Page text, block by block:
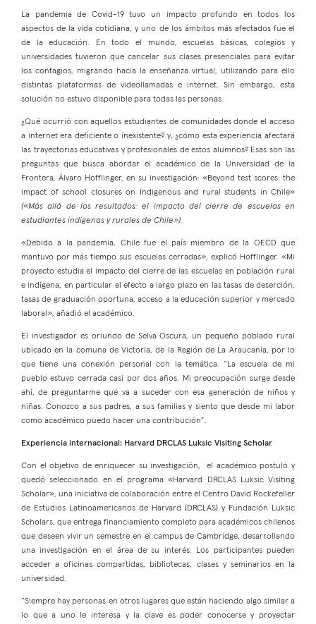
La pandemia de Covid-19 tuvo un impacto profundo en todos los
aspectos de la vida cotidiana, y uno de los ámbitos más afectados fue el
de la educación. En todo el mundo, escuelas básicas, colegios y
universidades tuvieron que cancelar sus clases presenciales para evitar
los contagios, migrando hacia la enseñanza virtual, utilizando para ello
distintas plataformas de videollamadas e internet. Sin embargo, esta
solución no estuvo disponible para todas las personas.
¿Qué ocurrió con aquellos estudiantes de comunidades donde el acceso
a internet era deficiente o inexistente? y, ¿cómo esta experiencia afectará
las trayectorias educativas y profesionales de estos alumnos? Esas son las
preguntas que busca abordar el académico de la Universidad de la
Frontera, Álvaro Hofflinger, en su investigación: «Beyond test scores: the
impact of school closures on Indigenous and rural students in Chile»
(«Más allá de los resultados: el impacto del cierre de escuelas en
estudiantes indígenas y rurales de Chile»).
«Debido a la pandemia, Chile fue el país miembro de la OECD que
mantuvo por más tiempo sus escuelas cerradas», explicó Hofflinger. «Mi
proyecto estudia el impacto del cierre de las escuelas en población rural
e indígena, en particular el efecto a largo plazo en las tasas de deserción,
tasas de graduación oportuna, acceso a la educación superior y mercado
laboral», añadió el académico.
El investigador es oriundo de Selva Oscura, un pequeño poblado rural
ubicado en la comuna de Victoria, de la Región de La Araucanía, por lo
que tiene una conexión personal con la temática. “La escuela de mi
pueblo estuvo cerrada casi por dos años. Mi preocupación surge desde
ahí, de preguntarme qué va a suceder con esa generación de niños y
niñas. Conozco a sus padres, a sus familias y siento que desde mi labor
como académico puedo hacer una contribución”.
Experiencia internacional: Harvard DRCLAS Luksic Visiting Scholar
Con el objetivo de enriquecer su investigación, el académico postuló y
quedó seleccionado en el programa «Harvard DRCLAS Luksic Visiting
Scholar», una iniciativa de colaboración entre el Centro David Rockefeller
de Estudios Latinoamericanos de Harvard (DRCLAS) y Fundación Luksic
Scholars, que entrega financiamiento completo para académicos chilenos
que deseen vivir un semestre en el campus de Cambridge, desarrollando
una investigación en el área de su interés. Los participantes pueden
acceder a oficinas compartidas, bibliotecas, clases y seminarios en la
universidad.
“Siempre hay personas en otros lugares que están haciendo algo similar a
lo que a uno le interesa y la clave es poder conocerse y proyectar